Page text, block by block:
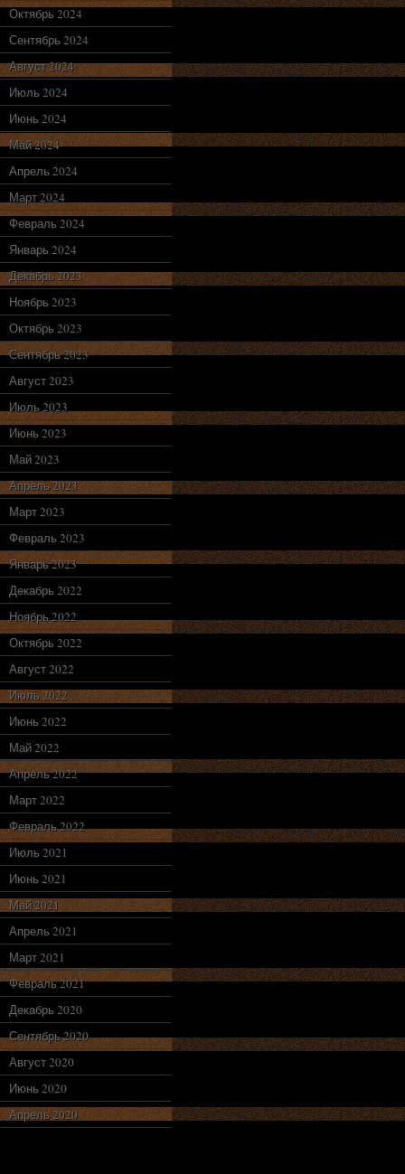
Октябрь 2024
Сентябрь 2024
Август 2024
Июль 2024
Июнь 2024
Май 2024
Апрель 2024
Март 2024
Февраль 2024
Январь 2024
Декабрь 2023
Ноябрь 2023
Октябрь 2023
Сентябрь 2023
Август 2023
Июль 2023
Июнь 2023
Май 2023
Апрель 2023
Март 2023
Февраль 2023
Январь 2023
Декабрь 2022
Ноябрь 2022
Октябрь 2022
Август 2022
Июль 2022
Июнь 2022
Май 2022
Апрель 2022
Март 2022
Февраль 2022
Июль 2021
Июнь 2021
Май 2021
Апрель 2021
Март 2021
Февраль 2021
Декабрь 2020
Сентябрь 2020
Август 2020
Июнь 2020
Апрель 2020